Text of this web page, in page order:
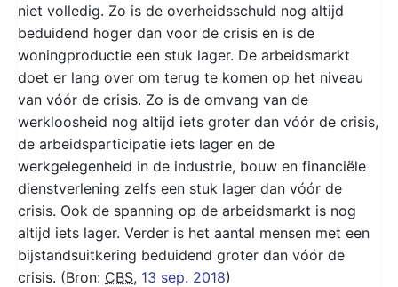
niet volledig. Zo is de overheidsschuld nog altijd
beduidend hoger dan voor de crisis en is de
woningproductie een stuk lager. De arbeidsmarkt
doet er lang over om terug te komen op het niveau
van vóór de crisis. Zo is de omvang van de
werkloosheid nog altijd iets groter dan vóór de crisis,
de arbeidsparticipatie iets lager en de
werkgelegenheid in de industrie, bouw en financiële
dienstverlening zelfs een stuk lager dan vóór de
crisis. Ook de spanning op de arbeidsmarkt is nog
altijd iets lager. Verder is het aantal mensen met een
bijstandsuitkering beduidend groter dan vóór de
crisis. (Bron: CBS, 13 sep. 2018)